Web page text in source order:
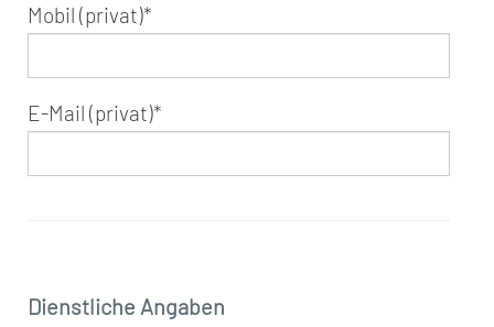
Mobil (privat)*
E-Mail (privat)*
Dienstliche Angaben